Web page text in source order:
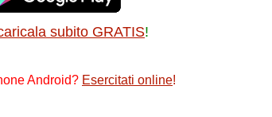
subito GRATIS!
Android? Esercitati online!